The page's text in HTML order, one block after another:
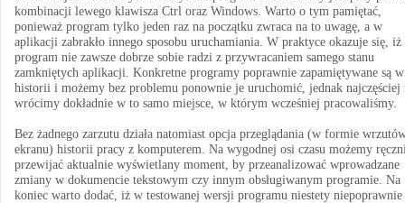
kombinacji lewego klawisza Ctrl oraz Windows. Warto o tym pamiętać,
ponieważ program tylko jeden raz na początku zwraca na to uwagę, a w
aplikacji zabrakło innego sposobu uruchamiania. W praktyce okazuje się, iż
program nie zawsze dobrze sobie radzi z przywracaniem samego stanu
zamkniętych aplikacji. Konkretne programy poprawnie zapamiętywane są w
historii i możemy bez problemu ponownie je uruchomić, jednak najczęściej
wrócimy dokładnie w to samo miejsce, w którym wcześniej pracowaliśmy.
Bez żadnego zarzutu działa natomiast opcja przeglądania (w formie
ekranu) historii pracy z komputerem. Na wygodnej osi czasu możemy
przewijać aktualnie wyświetlany moment, by przeanalizować wprowadzane
zmiany w dokumencie tekstowym czy innym obsługiwanym programie. Na
koniec warto dodać, iż w testowanej wersji programu niestety niepoprawnie